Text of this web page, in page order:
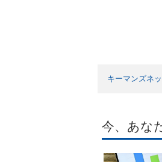
キーマンズネッ